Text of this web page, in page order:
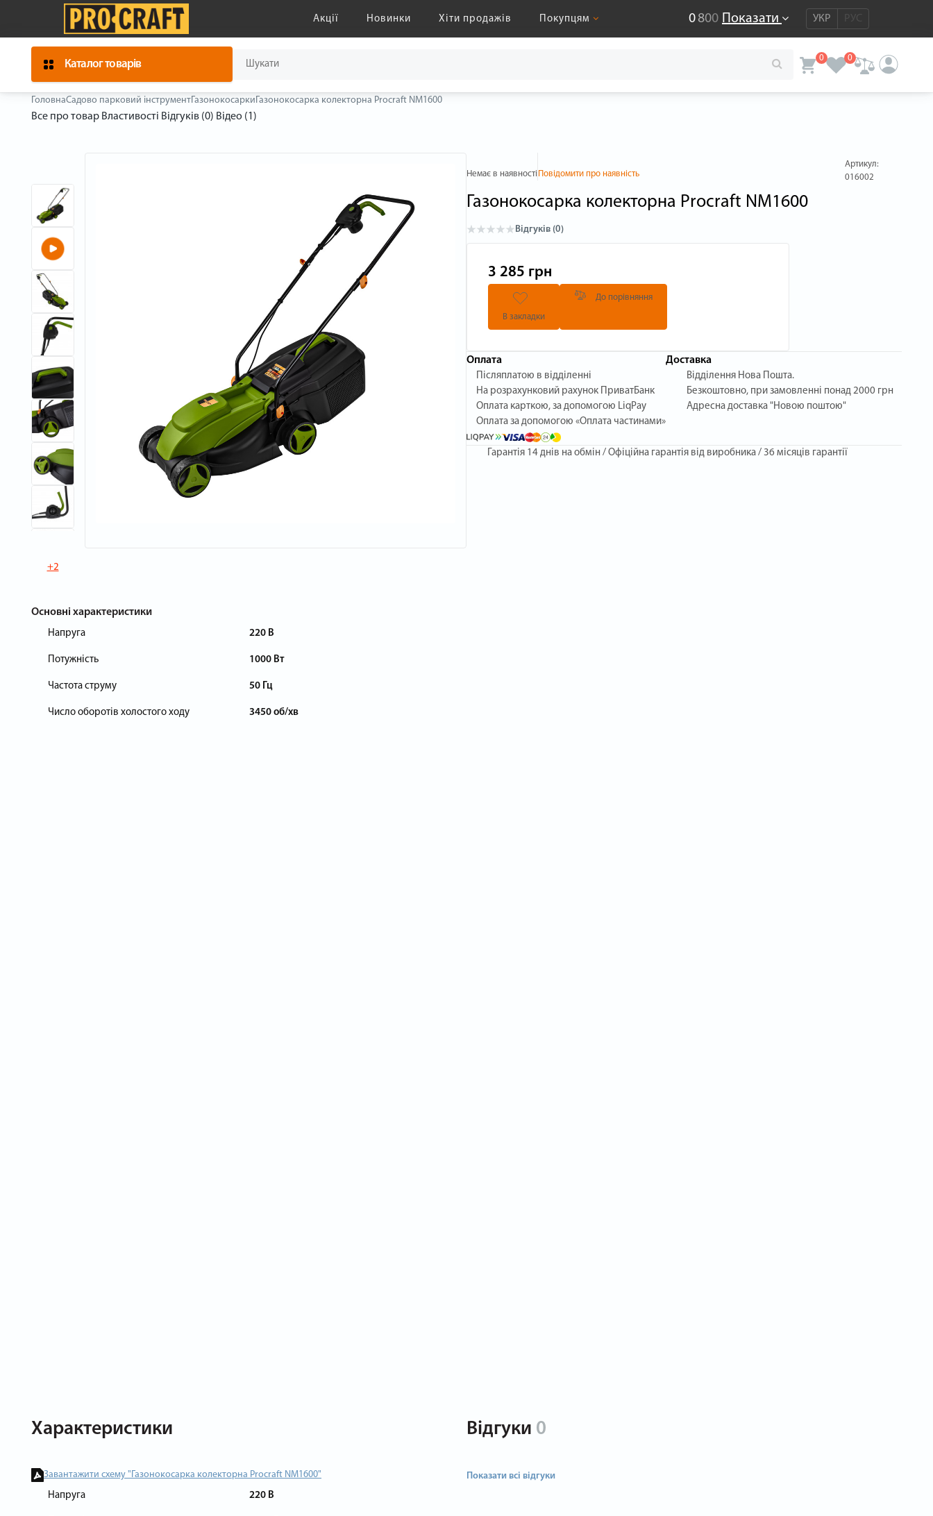
Акції Новинки Хіти продажів Покупцям 0800 Показати УКР РУС
Каталог товарів
0 0
ГоловнаСадово парковий інструментГазонокосаркиГазонокосарка колекторна Procraft NM1600
Все про товар Властивості Відгуків (0) Відео (1)
+2
Основні характеристики
Напруга 220 В
Потужність 1000 Вт
Частота струму 50 Гц
Число оборотів холостого ходу 3450 об/хв
Немає в наявності Повідомити про наявність
Артикул:
016002
Газонокосарка колекторна Procraft NM1600
Відгуків (0)
3 285 грн
В закладки
До порівняння
Оплата
Післяплатою в відділенні
На розрахунковий рахунок ПриватБанк
Оплата карткою, за допомогою LiqPay
Оплата за допомогою «Оплата частинами»
Доставка
Відділення Нова Пошта.
Безкоштовно, при замовленні понад 2000 грн
Адресна доставка "Новою поштою"
Гарантія 14 днів на обмін / Офіційна гарантія від виробника / 36 місяців гарантії
Характеристики
Завантажити схему "Газонокосарка колекторна Procraft NM1600"
Напруга
220 В
Відгуки 0
Показати всі відгуки